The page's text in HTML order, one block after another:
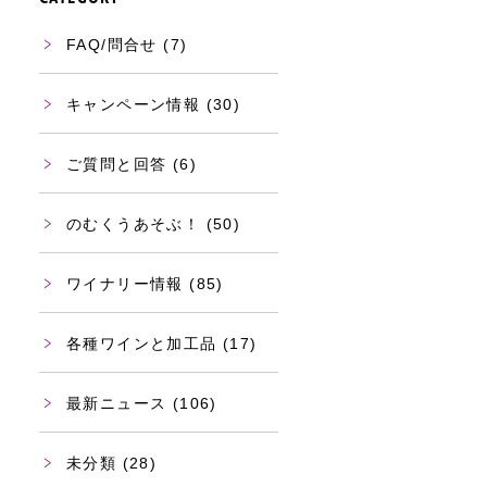
FAQ/問合せ (7)
キャンペーン情報 (30)
ご質問と回答 (6)
のむくうあそぶ！ (50)
ワイナリー情報 (85)
各種ワインと加工品 (17)
最新ニュース (106)
未分類 (28)